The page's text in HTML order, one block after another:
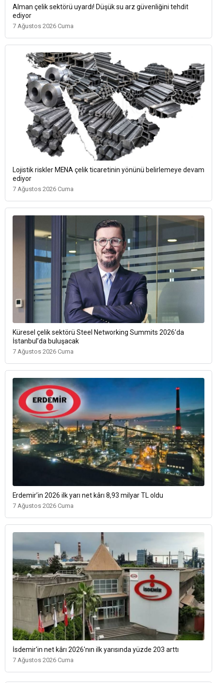
Alman çelik sektörü uyardı! Düşük su arz güvenliğini tehdit
ediyor
7 Ağustos 2026 Cuma
Lojistik riskler MENA çelik ticaretinin yönünü belirlemeye devam
ediyor
7 Ağustos 2026 Cuma
Küresel çelik sektörü Steel Networking Summits 2026’da
İstanbul’da buluşacak
7 Ağustos 2026 Cuma
Erdemir’in 2026 ilk yarı net kârı 8,93 milyar TL oldu
7 Ağustos 2026 Cuma
İsdemir'in net kârı 2026'nın ilk yarısında yüzde 203 arttı
7 Ağustos 2026 Cuma